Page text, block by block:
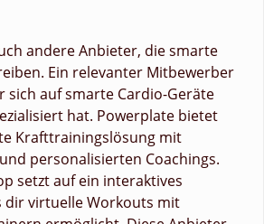
andere Anbieter, die smarte
Ein relevanter Mitbewerber
sich auf smarte Cardio-Geräte
hat. Powerplate bietet
Krafttrainingslösung mit
personalisierten Coachings.
setzt auf ein interaktives
dir virtuelle Workouts mit